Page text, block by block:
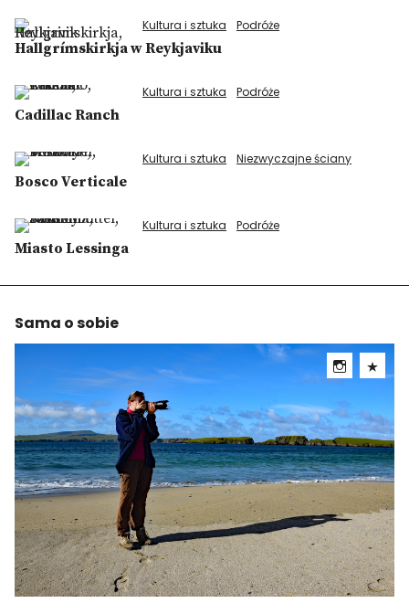
Kultura i sztuka Podróże
Hallgrímskirkja w Reykjaviku
Kultura i sztuka Podróże
Cadillac Ranch
Kultura i sztuka Niezwyczajne ściany
Bosco Verticale
Kultura i sztuka Podróże
Miasto Lessinga
Sama o sobie